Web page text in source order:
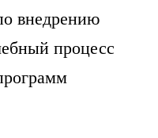
внедрению
процесс